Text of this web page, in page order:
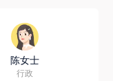
陈女士
行政